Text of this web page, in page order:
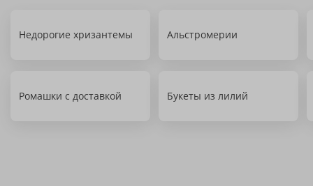
Недорогие хризантемы Альстромерии
Ромашки с доставкой Букеты из лилий